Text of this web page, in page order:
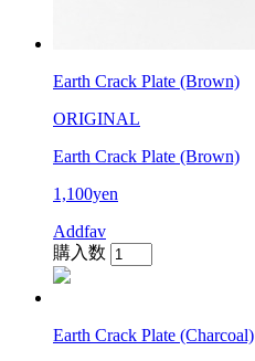
Earth Crack Plate (Brown)
ORIGINAL
Earth Crack Plate (Brown)
1,100yen
Addfav
購入数
Earth Crack Plate (Charcoal)